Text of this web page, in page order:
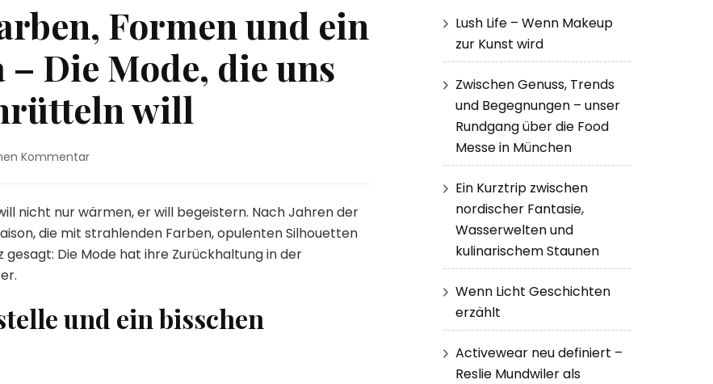
Formen und ein
Die Mode, die uns
will
Kommentarzu
Farben,
Formen
und
ein
Drama
–
nicht nur wärmen, er will begeistern. Nach Jahren der
die mit strahlenden Farben, opulenten Silhouetten
Die Mode hat ihre Zurückhaltung in der
und ein bisschen
Lush Life – Wenn Makeup
zur Kunst wird
Zwischen Genuss, Trends
und Begegnungen – unser
Rundgang über die Food
Messe in München
Ein Kurztrip zwischen
nordischer Fantasie,
Wasserwelten und
kulinarischem Staunen
Wenn Licht Geschichten
erzählt
Activewear neu definiert –
Reslie Mundwiler als